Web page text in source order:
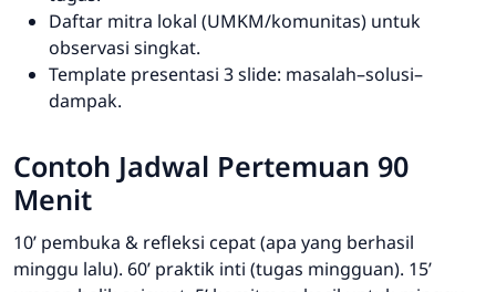
Daftar mitra lokal (UMKM/komunitas) untuk
observasi singkat.
Template presentasi 3 slide: masalah–solusi–
dampak.
Contoh Jadwal Pertemuan 90
Menit
10’ pembuka & refleksi cepat (apa yang berhasil
minggu lalu). 60’ praktik inti (tugas mingguan). 15’